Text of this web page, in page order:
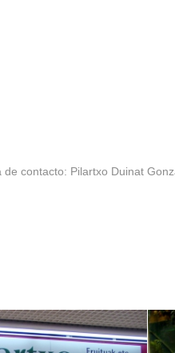
de contacto: Pilartxo Duinat